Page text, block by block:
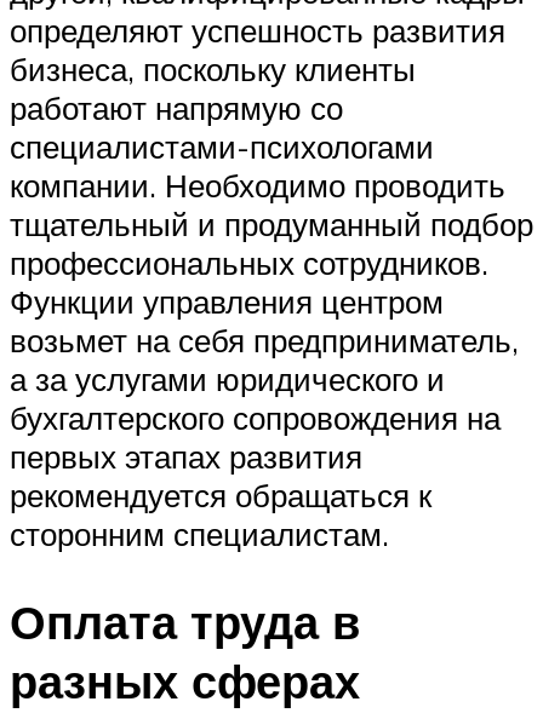
определяют успешность развития
бизнеса, поскольку клиенты
работают напрямую со
специалистами-психологами
компании. Необходимо проводить
тщательный и продуманный подбор
профессиональных сотрудников.
Функции управления центром
возьмет на себя предприниматель,
а за услугами юридического и
бухгалтерского сопровождения на
первых этапах развития
рекомендуется обращаться к
сторонним специалистам.
Оплата труда в
разных сферах